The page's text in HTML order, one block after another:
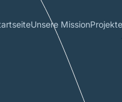
Unsere MissionProjekte